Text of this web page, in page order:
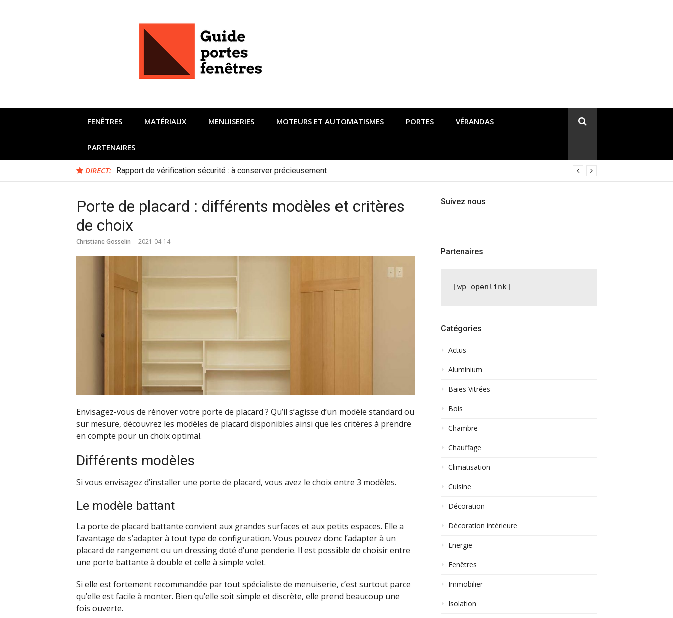
FENÊTRES MATÉRIAUX MENUISERIES MOTEURS ET AUTOMATISMES PORTES VÉRANDAS
PARTENAIRES
DIRECT: Rapport de vérification sécurité : à conserver précieusement
Porte de placard : différents modèles et critères
de choix
Christiane Gosselin 2021-04-14
Envisagez-vous de rénover votre porte de placard ? Qu’il s’agisse d’un modèle standard ou
sur mesure, découvrez les modèles de placard disponibles ainsi que les critères à prendre
en compte pour un choix optimal.
Différents modèles
Si vous envisagez d’installer une porte de placard, vous avez le choix entre 3 modèles.
Le modèle battant
La porte de placard battante convient aux grandes surfaces et aux petits espaces. Elle a
l’avantage de s’adapter à tout type de configuration. Vous pouvez donc l’adapter à un
placard de rangement ou un dressing doté d’une penderie. Il est possible de choisir entre
une porte battante à double et celle à simple volet.
Si elle est fortement recommandée par toutspécialiste de menuiserie, c’est surtout parce
qu’elle est facile à monter. Bien qu’elle soit simple et discrète, elle prend beaucoup une
fois ouverte.
Suivez nous
Partenaires
[wp-openlink]
Catégories
Actus
Aluminium
Baies Vitrées
Bois
Chambre
Chauffage
Climatisation
Cuisine
Décoration
Décoration intérieure
Energie
Fenêtres
Immobilier
Isolation